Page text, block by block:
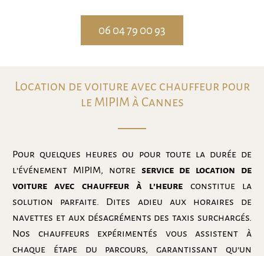
06 04 79 00 93
Location de voiture avec chauffeur pour
le MIPIM à Cannes
Pour quelques heures ou pour toute la durée de
l’événement MIPIM, notre service de location de
voiture avec chauffeur à l’heure constitue la
solution parfaite. Dites adieu aux horaires de
navettes et aux désagréments des taxis surchargés.
Nos chauffeurs expérimentés vous assistent à
chaque étape du parcours, garantissant qu’un